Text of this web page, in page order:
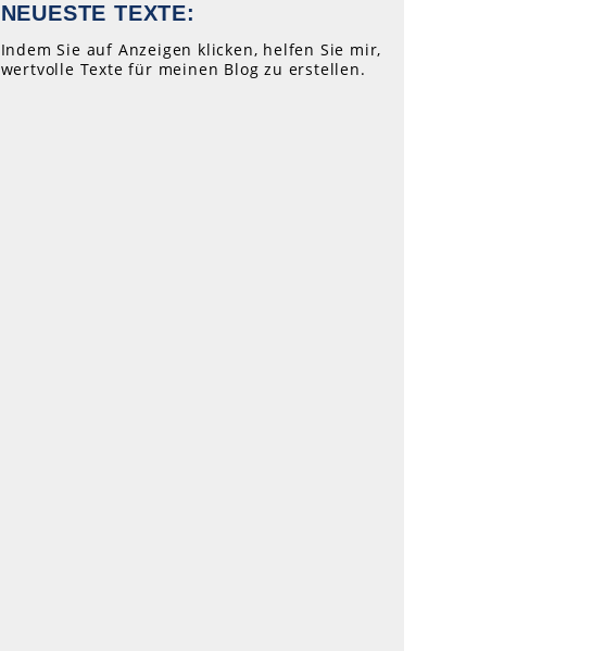
NEUESTE TEXTE:
Indem Sie auf Anzeigen klicken, helfen Sie mir,
wertvolle Texte für meinen Blog zu erstellen.